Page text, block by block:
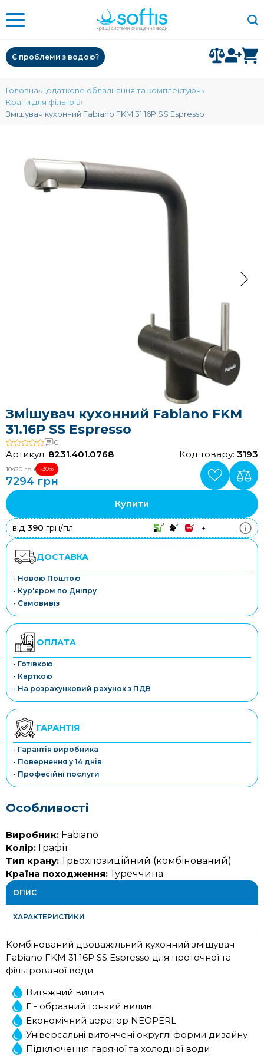
Є проблеми з водою?
Головна Додаткове обладнання та комплектуючі
Крани для фільтрів
Змішувач кухонний Fabiano FKM 31.16P SS Espresso
Змішувач кухонний Fabiano FKM
31.16P SS Espresso
0
Артикул: 8231.401.0768 Код товару: 3193
10420 грн -30%
7294 грн
Купити
від 390 грн/пл. 10 3 3 +
ДОСТАВКА
- Новою Поштою
- Кур'єром по Дніпру
- Самовивіз
ОПЛАТА
- Готівкою
- Карткою
- На розрахунковий рахунок з ПДВ
ГАРАНТІЯ
- Гарантія виробника
- Повернення у 14 днів
- Професійні послуги
Особливості
Виробник: Fabiano
Колір: Графіт
Тип крану:Трьохпозиційний (комбінований)
Країна походження:Туреччина
ОПИС
ХАРАКТЕРИСТИКИ
Комбінований двоважільний кухонний змішувач
Fabiano FKM 31.16P SS Espresso для проточної та
фільтрованої води.
Витяжний вилив
Г - образний тонкий вилив
Економічний аератор NEOPERL
Універсальні витончені округлі форми дизайну
Підключення гарячої та холодної води